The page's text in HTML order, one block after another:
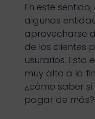
En este
algunas
aprovecharse
de los clientes
usurarios. Esto
muy alto a la
¿cómo saber
pagar de más?